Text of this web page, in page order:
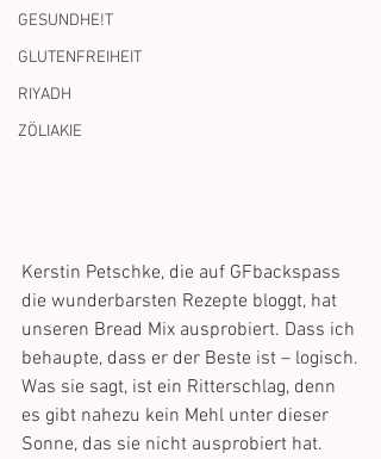
GESUNDHE!T
GLUTENFREIHEIT
RIYADH
ZÖLIAKIE
Kerstin Petschke, die auf GFbackspass
die wunderbarsten Rezepte bloggt, hat
unseren Bread Mix ausprobiert. Dass ich
behaupte, dass er der Beste ist – logisch.
Was sie sagt, ist ein Ritterschlag, denn
es gibt nahezu kein Mehl unter dieser
Sonne, das sie nicht ausprobiert hat.